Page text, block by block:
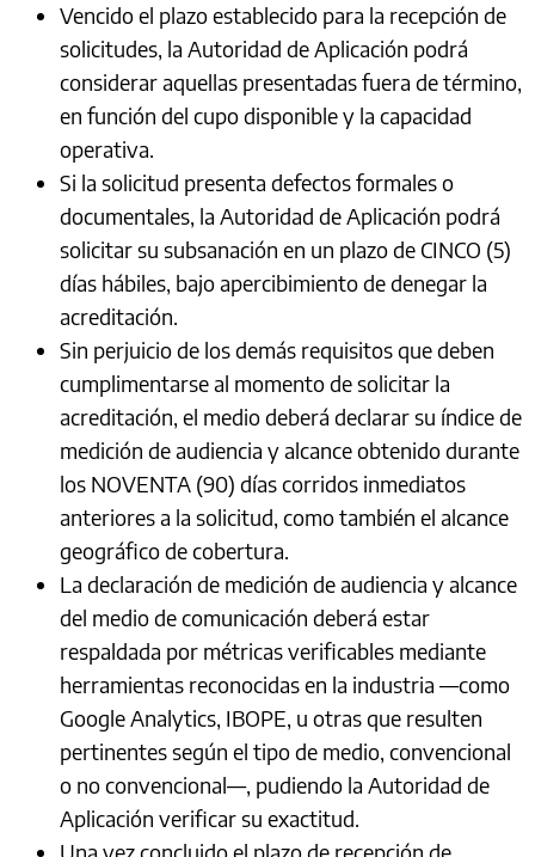
Vencido el plazo establecido para la recepción de
solicitudes, la Autoridad de Aplicación podrá
considerar aquellas presentadas fuera de término,
en función del cupo disponible y la capacidad
operativa.
Si la solicitud presenta defectos formales o
documentales, la Autoridad de Aplicación podrá
solicitar su subsanación en un plazo de CINCO (5)
días hábiles, bajo apercibimiento de denegar la
acreditación.
Sin perjuicio de los demás requisitos que deben
cumplimentarse al momento de solicitar la
acreditación, el medio deberá declarar su índice de
medición de audiencia y alcance obtenido durante
los NOVENTA (90) días corridos inmediatos
anteriores a la solicitud, como también el alcance
geográfico de cobertura.
La declaración de medición de audiencia y alcance
del medio de comunicación deberá estar
respaldada por métricas verificables mediante
herramientas reconocidas en la industria —como
Google Analytics, IBOPE, u otras que resulten
pertinentes según el tipo de medio, convencional
o no convencional—, pudiendo la Autoridad de
Aplicación verificar su exactitud.